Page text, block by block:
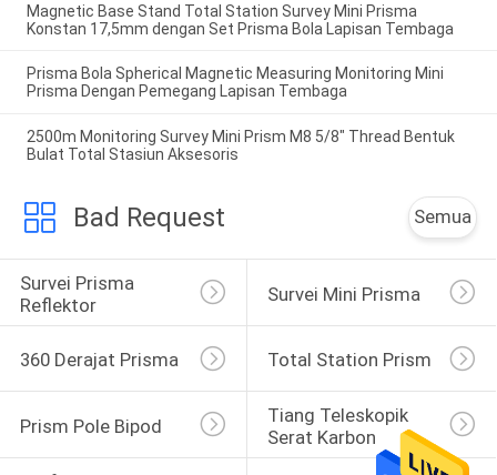
Magnetic Base Stand Total Station Survey Mini Prisma
Konstan 17,5mm dengan Set Prisma Bola Lapisan Tembaga
Prisma Bola Spherical Magnetic Measuring Monitoring Mini
Prisma Dengan Pemegang Lapisan Tembaga
2500m Monitoring Survey Mini Prism M8 5/8" Thread Bentuk
Bulat Total Stasiun Aksesoris
Bad Request Semua
Survei Prisma
Reflektor
Survei Mini Prisma
360 Derajat Prisma Total Station Prism
Prism Pole Bipod
Tiang Teleskopik
Serat Karbon